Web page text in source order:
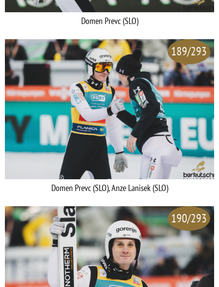
Domen Prevc (SLO)
189/293
Domen Prevc (SLO), Anze Lanisek (SLO)
190/293